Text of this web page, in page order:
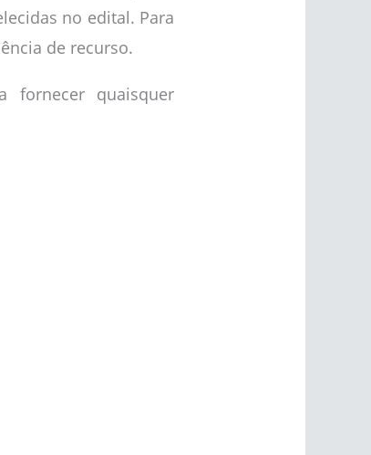
no edital. Para
de recurso.
fornecer quaisquer